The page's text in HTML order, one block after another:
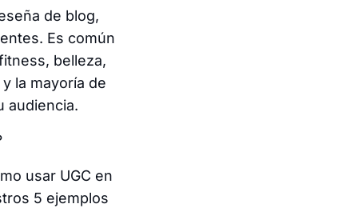
de blog,
Es común
belleza,
la mayoría de
audiencia.
usar UGC en
5 ejemplos